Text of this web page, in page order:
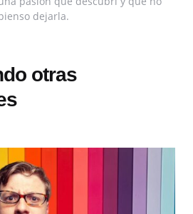
dejarla.
otras